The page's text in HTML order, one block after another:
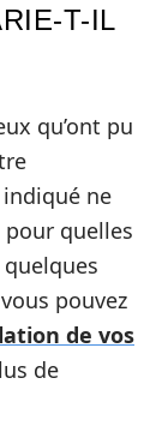
T-IL
qu’ont pu
ne
quelles
pouvez
de vos
de